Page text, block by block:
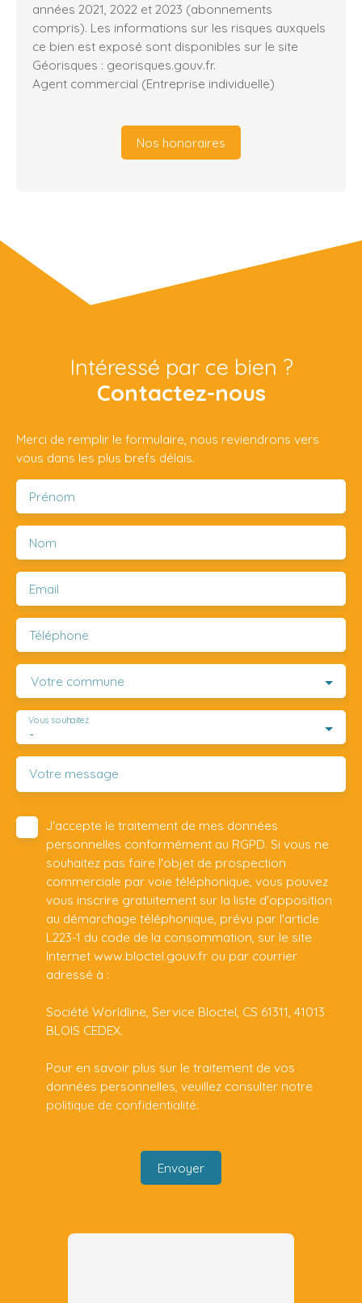
années 2021, 2022 et 2023 (abonnements
compris). Les informations sur les risques auxquels
ce bien est exposé sont disponibles sur le site
Géorisques : georisques.gouv.fr.
Agent commercial (Entreprise individuelle)
Nos honoraires
Intéressé par ce bien ?
Contactez-nous
Merci de remplir le formulaire, nous reviendrons vers
vous dans les plus brefs délais.
Prénom
Nom
Email
Téléphone
Votre commune
-
Vous souhaitez
Votre message
J'accepte le traitement de mes données
personnelles conformément au RGPD. Si vous ne
souhaitez pas faire l'objet de prospection
commerciale par voie téléphonique, vous pouvez
vous inscrire gratuitement sur la liste d'opposition
au démarchage téléphonique, prévu par l'article
L223-1 du code de la consommation, sur le site
Internet www.bloctel.gouv.fr ou par courrier
adressé à :
Société Worldline, Service Bloctel, CS 61311, 41013
BLOIS CEDEX.
Pour en savoir plus sur le traitement de vos
données personnelles, veuillez consulter notre
politique de confidentialité.
Envoyer